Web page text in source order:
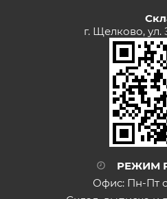
г. Щелково, ул.
РЕЖИМ
Офис: Пн-Пт с